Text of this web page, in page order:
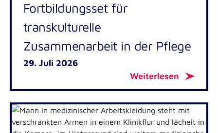
Fortbildungsset für
transkulturelle
Zusammenarbeit in der Pflege
29. Juli 2026
Weiterlesen